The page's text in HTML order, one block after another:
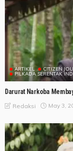
ARTIKEL CITIZEN
PILKADA SERENTAK
Darurat Narkoba
Redaksi May 3,